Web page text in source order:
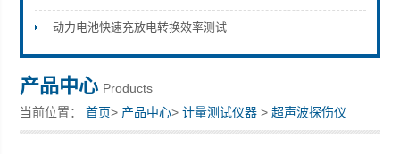
动力电池快速充放电转换效率测试
产品中心 Products
当前位置：首页> 产品中心>计量测试仪器 >超声波探伤仪